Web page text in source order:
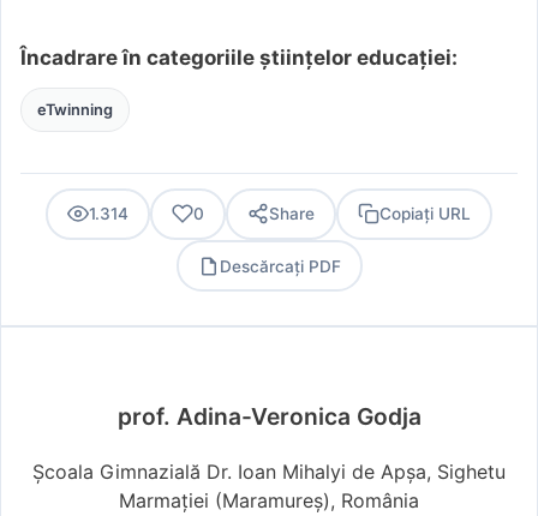
Încadrare în categoriile științelor educației:
eTwinning
1.314 0 Share Copiați URL
Descărcați PDF
prof. Adina-Veronica Godja
Școala Gimnazială Dr. Ioan Mihalyi de Apșa, Sighetu
Marmației (Maramureş), România